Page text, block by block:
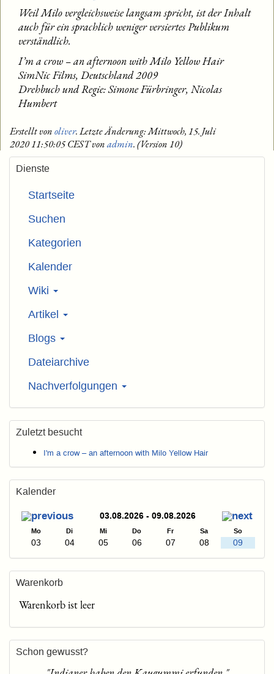
Weil Milo vergleichsweise langsam spricht, ist der Inhalt
auch für ein sprachlich weniger versiertes Publikum
verständlich.
I’m a crow – an afternoon with Milo Yellow Hair
SimNic Films, Deutschland 2009
Drehbuch und Regie: Simone Fürbringer, Nicolas
Humbert
Erstellt vonoliver. Letzte Änderung: Mittwoch, 15. Juli
2020 11:50:05 CEST vonadmin. (Version 10)
Dienste
Startseite
Suchen
Kategorien
Kalender
Wiki
Artikel
Blogs
Dateiarchive
Nachverfolgungen
Zuletzt besucht
I'm a crow – an afternoon with Milo Yellow Hair
Kalender
03.08.2026 - 09.08.2026
Mo Di Mi Do Fr Sa So
03 04 05 06 07 08 09
Warenkorb
Warenkorb ist leer
Schon gewusst?